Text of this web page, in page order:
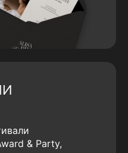
& Party,